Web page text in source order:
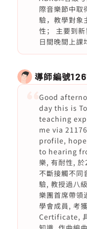
際音樂節中取
驗，教學對象
性； 主要到
日間晚間上課
導師編號
Good
day this is
teaching
me via
profile,
to hearing
樂, 有耐性,
不斷接觸不同
驗, 教授過八
樂團首席帶領
學會成員, 考
Certificate,